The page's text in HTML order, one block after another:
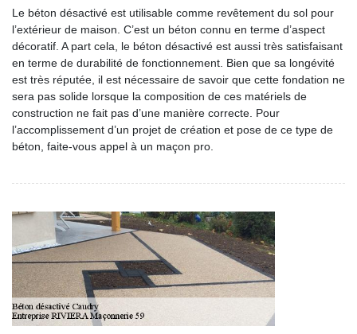
Le béton désactivé est utilisable comme revêtement du sol pour
l’extérieur de maison. C’est un béton connu en terme d’aspect
décoratif. A part cela, le béton désactivé est aussi très satisfaisant
en terme de durabilité de fonctionnement. Bien que sa longévité
est très réputée, il est nécessaire de savoir que cette fondation ne
sera pas solide lorsque la composition de ces matériels de
construction ne fait pas d’une manière correcte. Pour
l’accomplissement d’un projet de création et pose de ce type de
béton, faite-vous appel à un maçon pro.